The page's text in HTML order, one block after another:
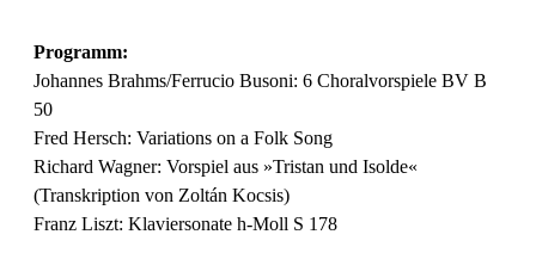
Programm:
Johannes Brahms/Ferrucio Busoni: 6 Choralvorspiele BV B
50
Fred Hersch: Variations on a Folk Song
Richard Wagner: Vorspiel aus »Tristan und Isolde«
(Transkription von Zoltán Kocsis)
Franz Liszt: Klaviersonate h-Moll S 178